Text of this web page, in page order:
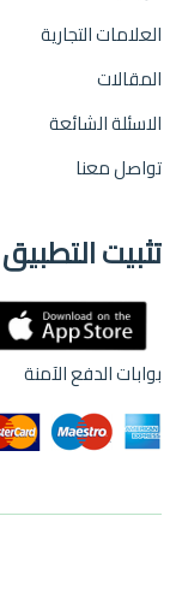
العلامات التجارية
المقالات
الاسئلة الشائعة
تواصل معنا
تثبيت التطبيق
بوابات الدفع الآمنة